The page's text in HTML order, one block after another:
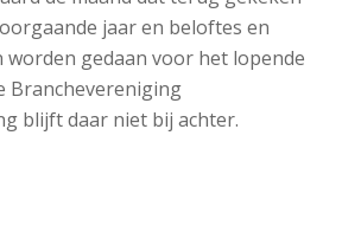
jaar en beloftes en
gedaan voor het lopende
Branchevereniging
blijft daar niet bij achter.